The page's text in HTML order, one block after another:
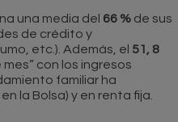
una media del 66 % de sus
de crédito y
etc.). Además, el 51, 8
con los ingresos
familiar ha
la Bolsa) y en renta fija.